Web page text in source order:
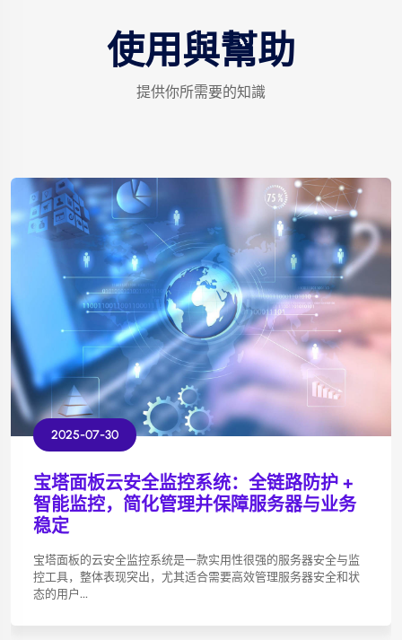
使用與幫助
提供你所需要的知識
2025-07-30
宝塔面板云安全监控系统：全链路防护 +
智能监控，简化管理并保障服务器与业务
稳定
宝塔面板的云安全监控系统是一款实用性很强的服务器安全与监
控工具，整体表现突出，尤其适合需要高效管理服务器安全和状
态的用户...